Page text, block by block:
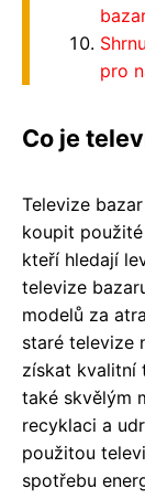
pro
Co je
Televize
koupit
kteří hledají
televize
modelů za
staré televize
získat kvalitní
také skvělým
recyklaci a
použitou
spotřebu